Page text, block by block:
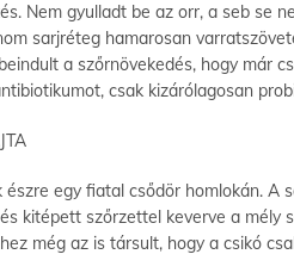
Nem gyulladt be az orr, a seb se
sarjréteg hamarosan
a szőrnövekedés, hogy már
csak kizárólagosan
egy fiatal csődör homlokán.
kitépett szőrzettel keverve a
még az is társult, hogy a csikó